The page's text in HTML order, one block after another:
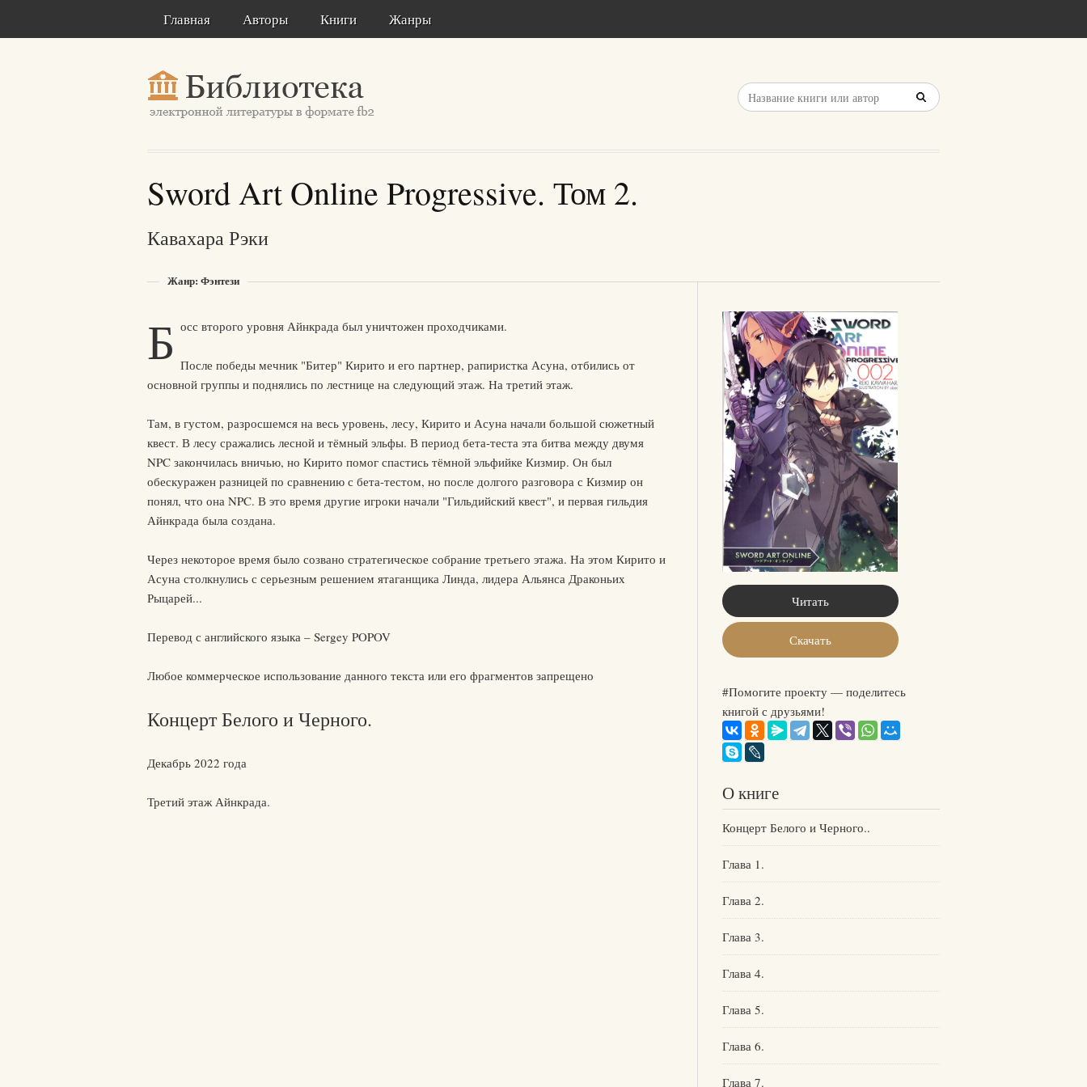
Главная Авторы Книги Жанры
Sword Art Online Progressive. Том 2.
Кавахара Рэки
Жанр: Фэнтези
Б осс второго уровня Айнкрада был уничтожен проходчиками.
После победы мечник "Битер" Кирито и его партнер, рапиристка Асуна, отбились от
основной группы и поднялись по лестнице на следующий этаж. На третий этаж.
Там, в густом, разросшемся на весь уровень, лесу, Кирито и Асуна начали большой сюжетный
квест. В лесу сражались лесной и тёмный эльфы. В период бета-теста эта битва между двумя
NPC закончилась вничью, но Кирито помог спастись тёмной эльфийке Кизмир. Он был
обескуражен разницей по сравнению с бета-тестом, но после долгого разговора с Кизмир он
понял, что она NPC. В это время другие игроки начали "Гильдийский квест", и первая гильдия
Айнкрада была создана.
Через некоторое время было созвано стратегическое собрание третьего этажа. На этом Кирито и
Асуна столкнулись с серьезным решением ятаганщика Линда, лидера Альянса Драконьих
Рыцарей...
Перевод с английского языка – Sergey POPOV
Любое коммерческое использование данного текста или его фрагментов запрещено
Концерт Белого и Черного.
Декабрь 2022 года
Третий этаж Айнкрада.
Читать
Скачать
#Помогите проекту — поделитесь
книгой с друзьями!
О книге
Концерт Белого и Черного..
Глава 1.
Глава 2.
Глава 3.
Глава 4.
Глава 5.
Глава 6.
Глава 7.